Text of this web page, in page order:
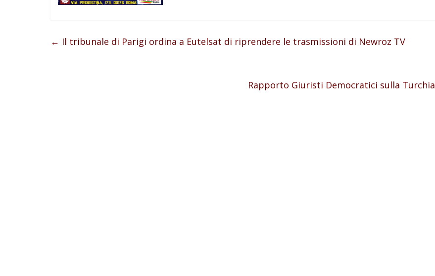
← Il tribunale di Parigi ordina a Eutelsat di riprendere le trasmissioni di Newroz TV
Rapporto Giuristi Democratici sulla Turchia